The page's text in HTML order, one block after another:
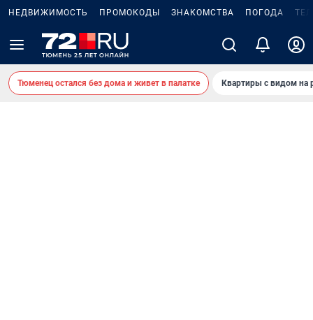
НЕДВИЖИМОСТЬ ПРОМОКОДЫ ЗНАКОМСТВА ПОГОДА
Тюменец остался без дома и живет в палатке Квартиры с видом на